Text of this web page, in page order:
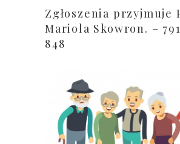
Zgłoszenia przyjmuje
Mariola Skowron. –
848